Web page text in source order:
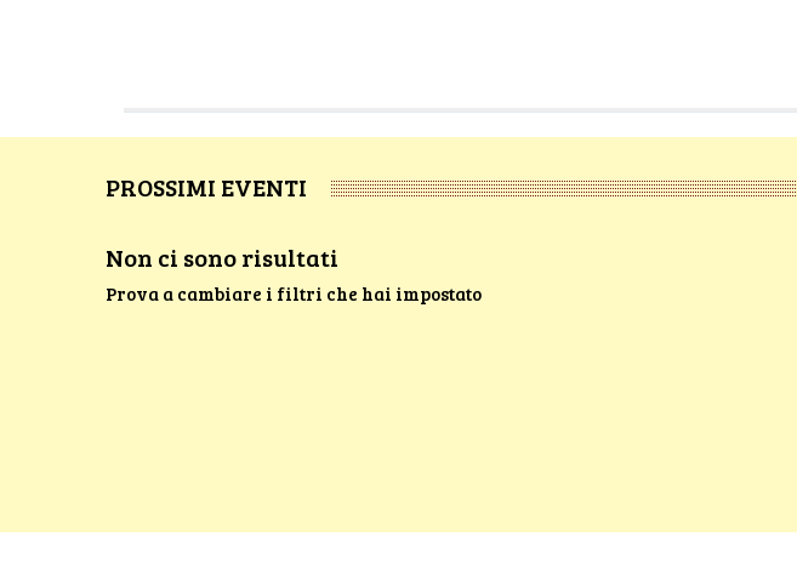
PROSSIMI EVENTI
Non ci sono risultati
Prova a cambiare i filtri che hai impostato